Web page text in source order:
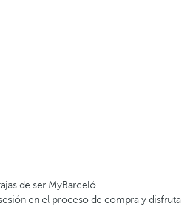
de ser MyBarceló
en el proceso de compra y disfruta